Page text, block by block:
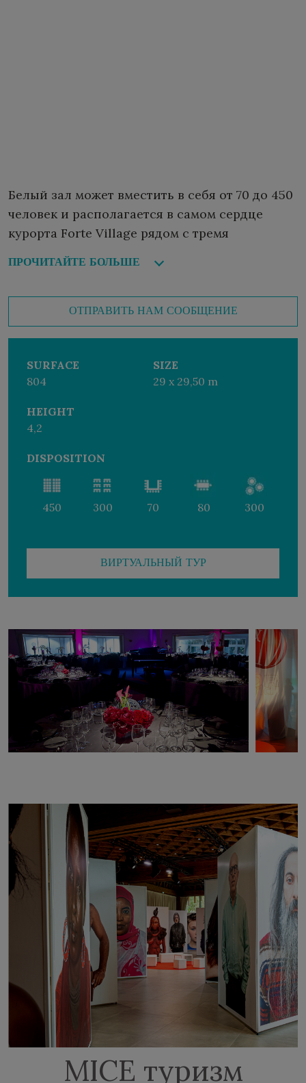
SURFACE
804
SIZE
29 x 29,50 m
HEIGHT
4,2
DISPOSITION
450 300 70 80 300
ВИРТУАЛЬНЫЙ ТУР
Белый зал может вместить в себя от 70 до 450
человек и располагается в самом сердце
курорта Forte Village рядом с тремя
бассейнами Oasis и центральной площадью
ПРОЧИТАЙТЕ БОЛЬШЕ
ОТПРАВИТЬ НАМ СООБЩЕНИЕ
MICE туризм